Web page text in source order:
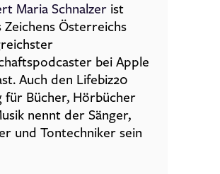
Maria Schnalzer ist
Zeichens Österreichs
bei Apple
Auch den Lifebiz20
für Bücher, Hörbücher
nennt der Sänger,
und Tontechniker sein